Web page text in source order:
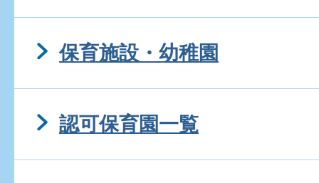
保育施設・幼稚園
認可保育園一覧